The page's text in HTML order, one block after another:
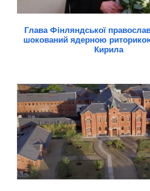
Глава Фінляндської
шокований ядерною
Кирила